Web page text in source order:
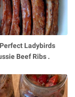
Ladybirds
Beef Ribs .